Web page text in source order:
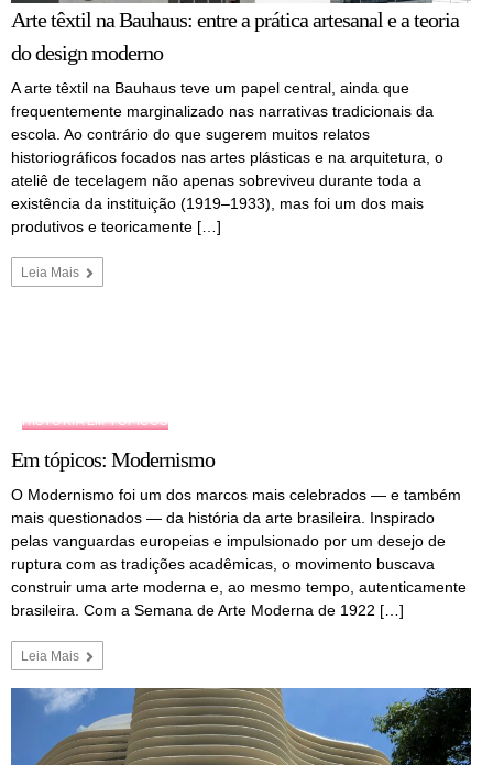
Arte têxtil na Bauhaus: entre a prática artesanal e a teoria
do design moderno
A arte têxtil na Bauhaus teve um papel central, ainda que
frequentemente marginalizado nas narrativas tradicionais da
escola. Ao contrário do que sugerem muitos relatos
historiográficos focados nas artes plásticas e na arquitetura, o
ateliê de tecelagem não apenas sobreviveu durante toda a
existência da instituição (1919–1933), mas foi um dos mais
produtivos e teoricamente […]
Leia Mais
HISTÓRIA EM TÓPICOS
Em tópicos: Modernismo
O Modernismo foi um dos marcos mais celebrados — e também
mais questionados — da história da arte brasileira. Inspirado
pelas vanguardas europeias e impulsionado por um desejo de
ruptura com as tradições acadêmicas, o movimento buscava
construir uma arte moderna e, ao mesmo tempo, autenticamente
brasileira. Com a Semana de Arte Moderna de 1922 […]
Leia Mais